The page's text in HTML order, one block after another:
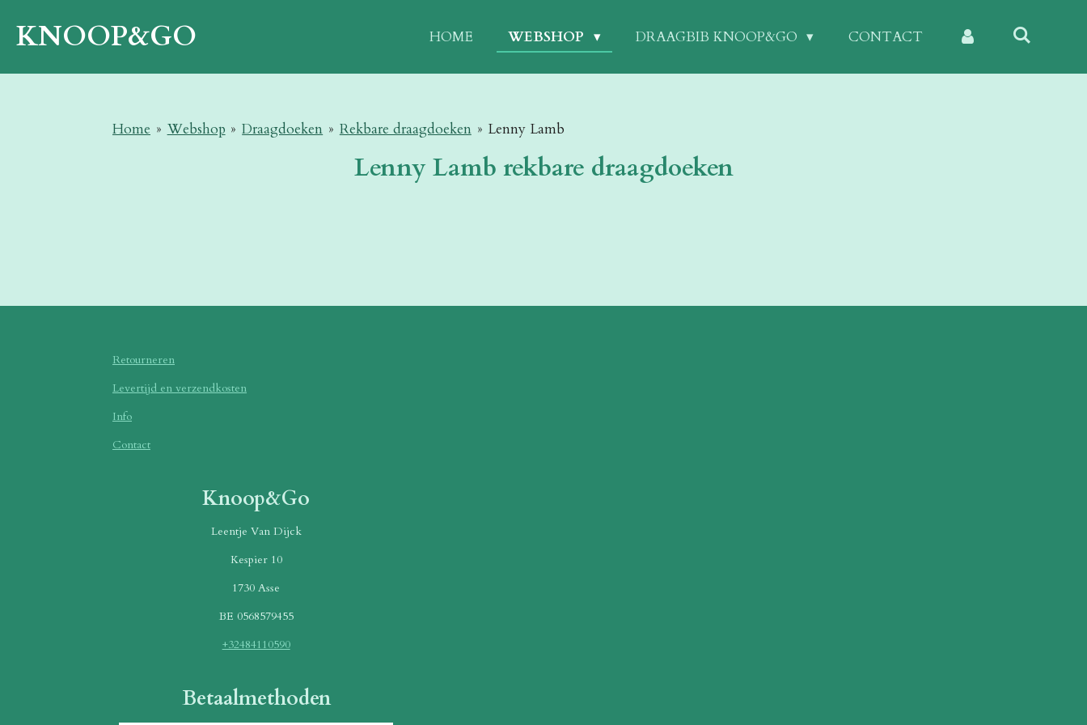
direct
de
KNOOP&GO HOME WEBSHOP DRAAGBIB KNOOP&GO CONTACT
Home » Webshop » Draagdoeken » Rekbare draagdoeken » Lenny Lamb
Lenny Lamb rekbare draagdoeken
Retourneren
Levertijd en verzendkosten
Info
Contact
Knoop&Go
Leentje Van Dijck
Kespier 10
1730 Asse
BE 0568579455
+32484110590
Betaalmethoden